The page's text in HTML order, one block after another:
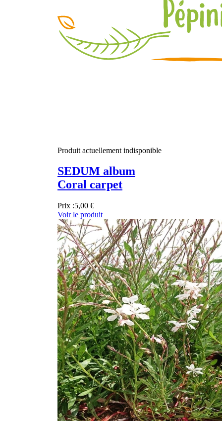
Produit actuellement indisponible
SEDUM album
Coral carpet
Prix :5,00 €
Voir le produit